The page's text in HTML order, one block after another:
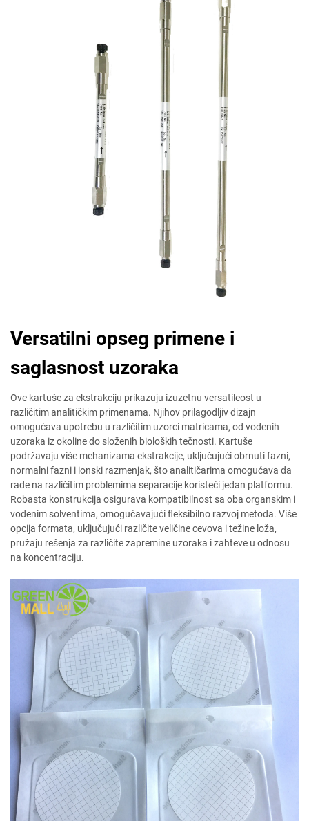
Versatilni opseg primene i
saglasnost uzoraka
Ove kartuše za ekstrakciju prikazuju izuzetnu versatileost u
različitim analitičkim primenama. Njihov prilagodljiv dizajn
omogućava upotrebu u različitim uzorci matricama, od vodenih
uzoraka iz okoline do složenih bioloških tečnosti. Kartuše
podržavaju više mehanizama ekstrakcije, uključujući obrnuti fazni,
normalni fazni i ionski razmenjak, što analitičarima omogućava da
rade na različitim problemima separacije koristeći jedan platformu.
Robasta konstrukcija osigurava kompatibilnost sa oba organskim i
vodenim solventima, omogućavajući fleksibilno razvoj metoda. Više
opcija formata, uključujući različite veličine cevova i težine loža,
pružaju rešenja za različite zapremine uzoraka i zahteve u odnosu
na koncentraciju.